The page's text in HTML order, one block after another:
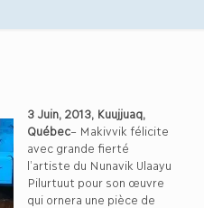
3 Juin, 2013, Kuujjuaq,
Québec– Makivvik félicite
avec grande fierté
l’artiste du Nunavik Ulaayu
Pilurtuut pour son œuvre
qui ornera une pièce de